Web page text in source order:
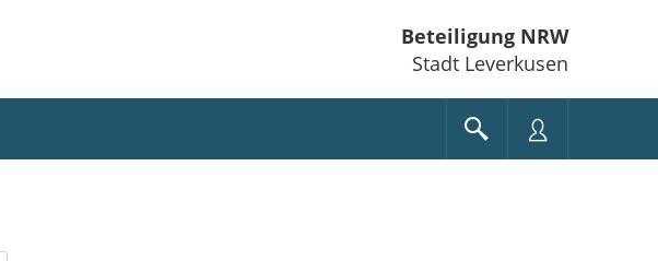
Beteiligung NRW
Stadt Leverkusen